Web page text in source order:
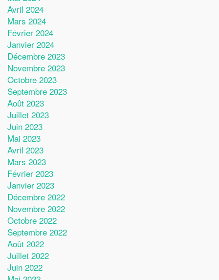
Avril 2024
Mars 2024
Février 2024
Janvier 2024
Décembre 2023
Novembre 2023
Octobre 2023
Septembre 2023
Août 2023
Juillet 2023
Juin 2023
Mai 2023
Avril 2023
Mars 2023
Février 2023
Janvier 2023
Décembre 2022
Novembre 2022
Octobre 2022
Septembre 2022
Août 2022
Juillet 2022
Juin 2022